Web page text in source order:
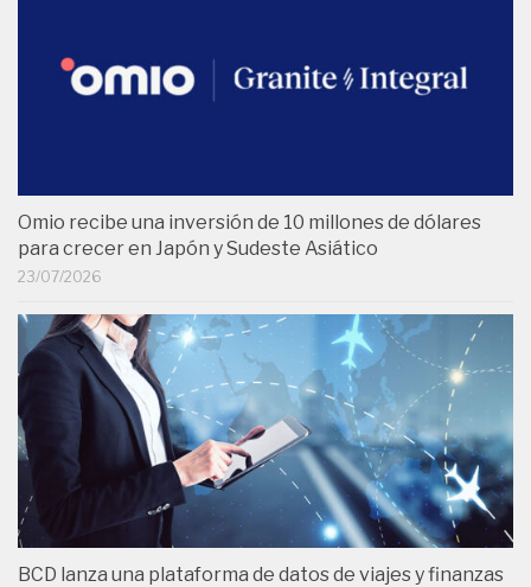
Omio recibe una inversión de 10 millones de dólares
para crecer en Japón y Sudeste Asiático
23/07/2026
BCD lanza una plataforma de datos de viajes y finanzas